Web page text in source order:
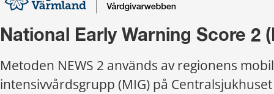
National Early Warning Score 2
Metoden NEWS 2 används av regionens
intensivvårdsgrupp (MIG) på